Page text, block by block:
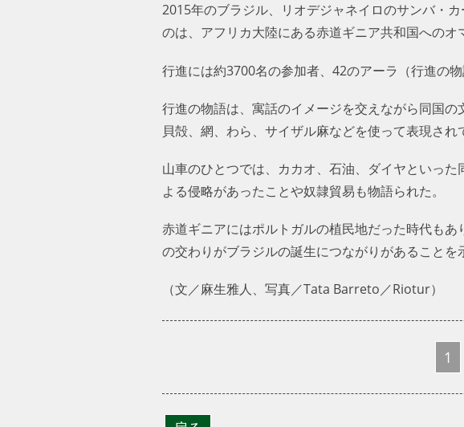
2015年のブラジル、リオデジャネイロのサンバ・
のは、アフリカ大陸にある赤道ギニア共和国へのオ
行進には約3700名の参加者、42のアーラ（行進の
行進の物語は、寓話のイメージを交えながら同国
貝殻、網、わら、サイザル麻などを使って表現され
山車のひとつでは、カカオ、石油、ダイヤといっ
よる侵略があったことや奴隷貿易も物語られた。
赤道ギニアにはポルトガルの植民地だった時代も
の交わりがブラジルの誕生につながりがあることを
（文／麻生雅人、写真／Tata Barreto／Riotur）
1